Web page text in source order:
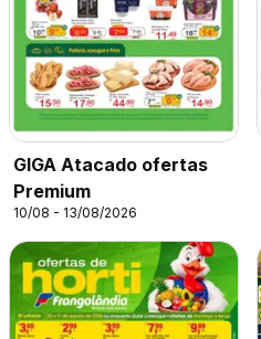
GIGA Atacado ofertas
Premium
10/08 - 13/08/2026